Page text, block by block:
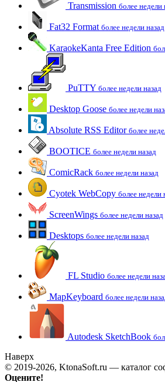
Transmission более недели
Fat32 Format более недели назад
KaraokeKanta Free Edition
PuTTY более недели назад
Desktop Goose более недели
Absolute RSS Editor более
BOOTICE более недели назад
ComicRack более недели назад
Cyotek WebCopy более недели
ScreenWings более недели назад
Desktops более недели назад
FL Studio более недели
MapKeyboard более недели
Autodesk SketchBook
Наверх
© 2019-2026, KtonaSoft.ru — каталог
Оцените!